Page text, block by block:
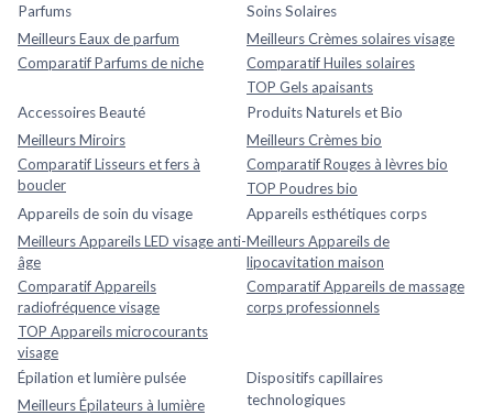
Parfums
Meilleurs Eaux de parfum
Comparatif Parfums de niche
Soins Solaires
Meilleurs Crèmes solaires visage
Comparatif Huiles solaires
TOP Gels apaisants
Accessoires Beauté
Meilleurs Miroirs
Comparatif Lisseurs et fers à
boucler
Produits Naturels et Bio
Meilleurs Crèmes bio
Comparatif Rouges à lèvres bio
TOP Poudres bio
Appareils de soin du visage
Meilleurs Appareils LED visage anti-
âge
Comparatif Appareils
radiofréquence visage
TOP Appareils microcourants
visage
Appareils esthétiques corps
Meilleurs Appareils de
lipocavitation maison
Comparatif Appareils de massage
corps professionnels
Épilation et lumière pulsée
Meilleurs Épilateurs à lumière
Dispositifs capillaires
technologiques